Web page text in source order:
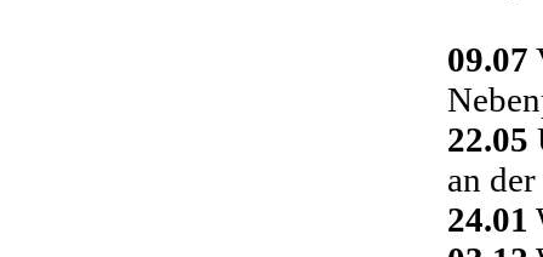
09.07
22.05
an
24.01